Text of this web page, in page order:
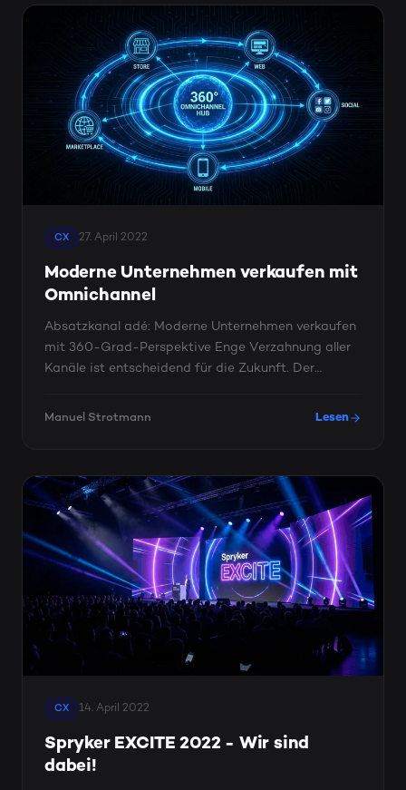
CX 27. April 2022
Moderne Unternehmen verkaufen mit
Omnichannel
Absatzkanal adé: Moderne Unternehmen verkaufen
mit 360-Grad-Perspektive Enge Verzahnung aller
Kanäle ist entscheidend für die Zukunft. Der
Manuel Strotmann Lesen
CX 14. April 2022
Spryker EXCITE 2022 - Wir sind
dabei!